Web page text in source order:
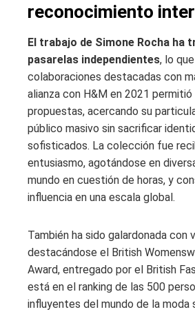
reconocimiento
El trabajo de Simone Rocha ha
pasarelas independientes, lo
colaboraciones destacadas con
alianza con H&M en 2021
propuestas, acercando su
público masivo sin sacrificar
sofisticados. La colección fue
entusiasmo, agotándose en
mundo en cuestión de horas, y
influencia en una escala global.
También ha sido galardonada con
destacándose el British
Award, entregado por el British
está en el ranking de las 500
influyentes del mundo de la moda